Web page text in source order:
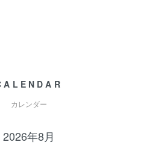
カレンダー
2026年8月